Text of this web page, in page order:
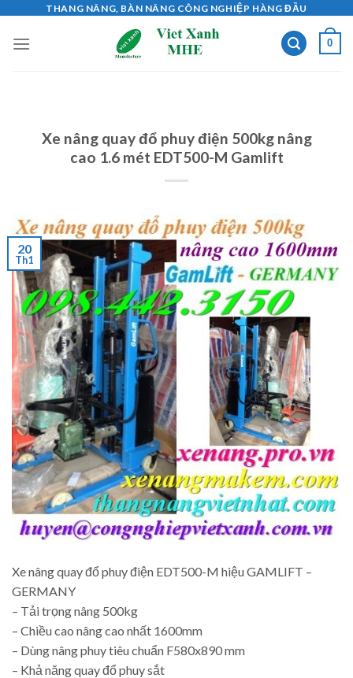
content
THANG NÂNG, BÀN NÂNG CÔNG NGHIỆP HÀNG ĐẦU
0
Xe nâng quay đổ phuy điện 500kg nâng
cao 1.6 mét EDT500-M Gamlift
20
Th1
Xe nâng quay đổ phuy điện EDT500-M hiệu GAMLIFT –
GERMANY
– Tải trọng nâng 500kg
– Chiều cao nâng cao nhất 1600mm
– Dùng nâng phuy tiêu chuẩn F580x890 mm
– Khả năng quay đổ phuy sắt